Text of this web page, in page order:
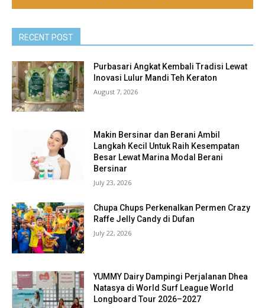
RECENT POST
Purbasari Angkat Kembali Tradisi Lewat
Inovasi Lulur Mandi Teh Keraton
August 7, 2026
Makin Bersinar dan Berani Ambil
Langkah Kecil Untuk Raih Kesempatan
Besar Lewat Marina Modal Berani
Bersinar
July 23, 2026
Chupa Chups Perkenalkan Permen Crazy
Raffe Jelly Candy di Dufan
July 22, 2026
YUMMY Dairy Dampingi Perjalanan Dhea
Natasya di World Surf League World
Longboard Tour 2026–2027